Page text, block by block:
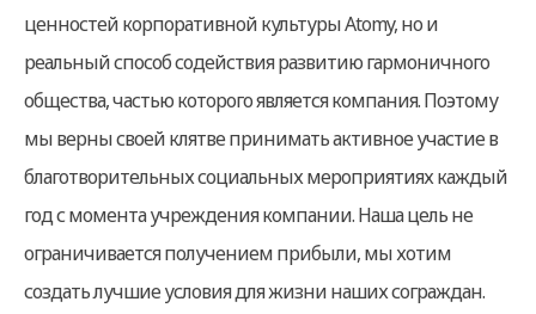
ценностей корпоративной культуры Atomy, но и
реальный способ содействия развитию гармоничного
общества, частью которого является компания. Поэтому
мы верны своей клятве принимать активное участие в
благотворительных социальных мероприятиях каждый
год с момента учреждения компании. Наша цель не
ограничивается получением прибыли, мы хотим
создать лучшие условия для жизни наших сограждан.